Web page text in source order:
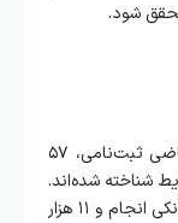
شود.
وی یادآور شد: از مجموع ۷۴ هزار و ۵۲۰ متقاضی ثبت‌نامی، ۵۷
شناخته شده‌اند.
تاکنون برای ۲۰ هزار و ۹۵۲ نفر افتتاح حساب بانکی انجام و ۱۱ هزار